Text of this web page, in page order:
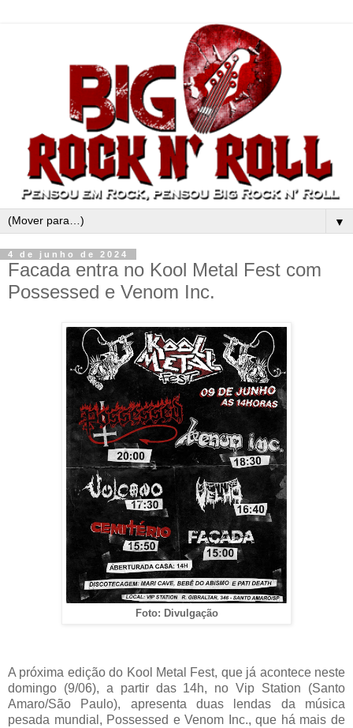
▼
4 de junho de 2024
Facada entra no Kool Metal Fest com
Possessed e Venom Inc.
Foto: Divulgação
A próxima edição do Kool Metal Fest, que já acontece neste
domingo (9/06), a partir das 14h, no Vip Station (Santo
Amaro/São Paulo), apresenta duas lendas da música
pesada mundial, Possessed e Venom Inc., que há mais de